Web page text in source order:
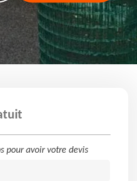
pour avoir votre devis